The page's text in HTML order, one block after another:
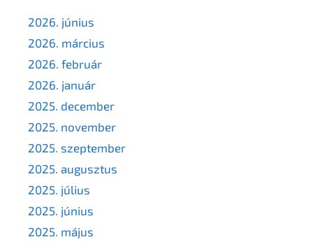
2026. június
2026. március
2026. február
2026. január
2025. december
2025. november
2025. szeptember
2025. augusztus
2025. július
2025. június
2025. május